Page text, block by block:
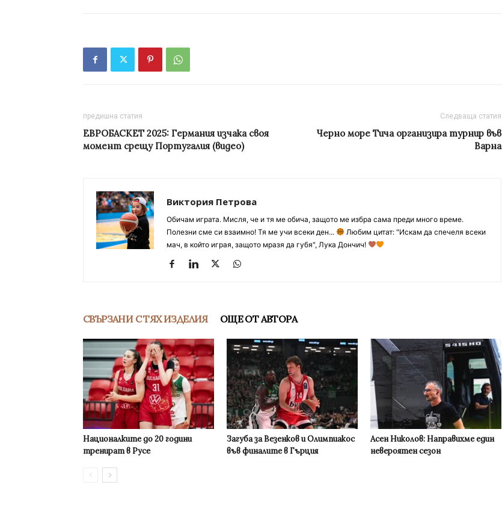
предишна статия
ЕВРОБАСКЕТ 2025: Германия изчака своя
момент срещу Португалия (видео)
Следваща статия
Черно море Тича организира турнир във
Варна
Виктория Петрова
Обичам играта. Мисля, че и тя ме обича, защото ме избра сама преди много време.
Полезни сме си взаимно! Тя ме учи всеки ден...
Любим цитат: "Искам да спечеля всеки
мач, в който играя, защото мразя да губя", Лука Дончич!
СВЪРЗАНИ С ТЯХ ИЗДЕЛИЯ ОЩЕ ОТ АВТОРА
Националките до 20 години
тренират в Русе
Загуба за Везенков и Олимпиакос
във финалите в Гърция
Асен Николов: Направихме един
невероятен сезон